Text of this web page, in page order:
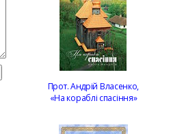
Прот. Андрій Власенко,
«На кораблі спасіння»